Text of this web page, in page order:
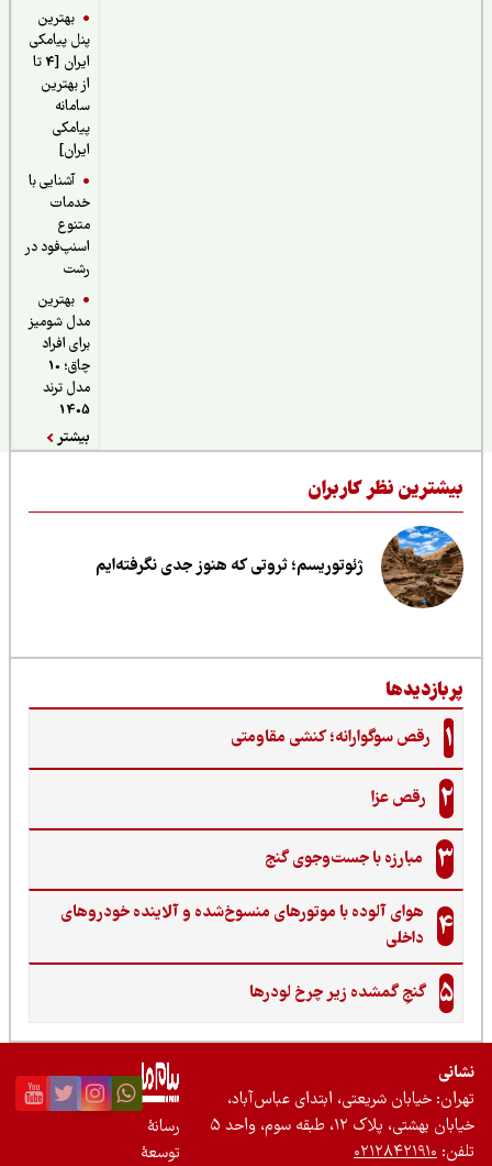
بهترین
پنل پیامکی
ایران [4 تا
از بهترین
سامانه
پیامکی
آشنایی با
خدمات
اسنپ‌فود در
بهترین
مدل شومیز
برای افراد
چاق؛ 10
مدل ترند
نظر کاربران
ژئوتوریسم؛ ثروتی که هنوز جدی نگرفته‌ایم
رقص سوگوارانه؛ کنشی مقاومتی
رقص عزا
مبارزه با جست‌وجوی گنج‌
هوای آلوده با موتورهای منسوخ‌شده و آلاینده خودروهای
داخلی
گنجِ گمشده زیر چرخ لودرها
خیابان شریعتی، ابتدای عباس‌آباد،
بهشتی، پلاک ۱۲، طبقه سوم، واحد ۵
۰۲۱۲۸۴۲۱۹۱۰
رسانۀ
توسعۀ